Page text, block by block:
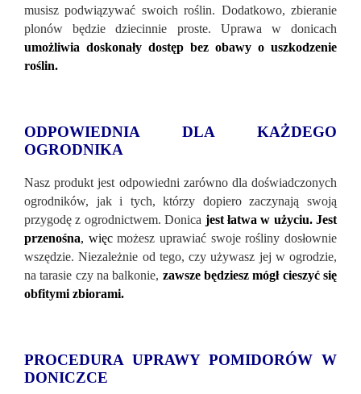
musisz podwiązywać swoich roślin. Dodatkowo, zbieranie
plonów będzie dziecinnie proste. Uprawa w donicach
umożliwia doskonały dostęp bez obawy o uszkodzenie
roślin.
ODPOWIEDNIA DLA KAŻDEGO
OGRODNIKA
Nasz produkt jest odpowiedni zarówno dla doświadczonych
ogrodników, jak i tych, którzy dopiero zaczynają swoją
przygodę z ogrodnictwem. Donica jest łatwa w użyciu. Jest
przenośna, więcmożesz uprawiać swoje rośliny dosłownie
wszędzie. Niezależnie od tego, czy używasz jej w ogrodzie,
na tarasie czy na balkonie, zawsze będziesz mógł cieszyć się
obfitymi zbiorami.
PROCEDURA UPRAWY POMIDORÓW W
DONICZCE